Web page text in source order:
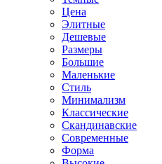
Цена
Элитные
Дешевые
Размеры
Большие
Маленькие
Стиль
Минимализм
Классические
Скандинавские
Современные
Форма